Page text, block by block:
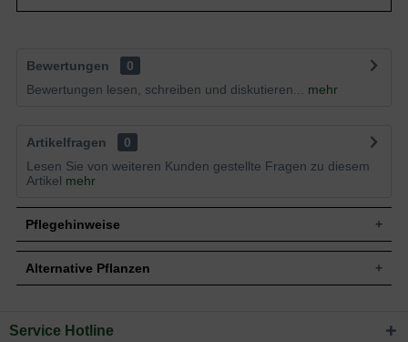
Bewertungen
0
Bewertungen lesen, schreiben und diskutieren...
mehr
Artikelfragen
0
Lesen Sie von weiteren Kunden gestellte Fragen zu diesem
Artikel mehr
Pflegehinweise
Pflanz- und Pflegetipps Hedera colchica 'Sulphur
Alternative Pflanzen
Sie suchen eine Alternative?
Service Hotline